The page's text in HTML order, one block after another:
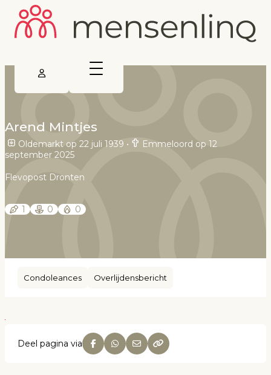
Arend Mintjes
Oldemarkt op 22 juli 1939 •
Emmeloord op 12
september 2025
Flevopost Dronten
1 0 0
Condoleances Overlijdensbericht
Deel pagina via